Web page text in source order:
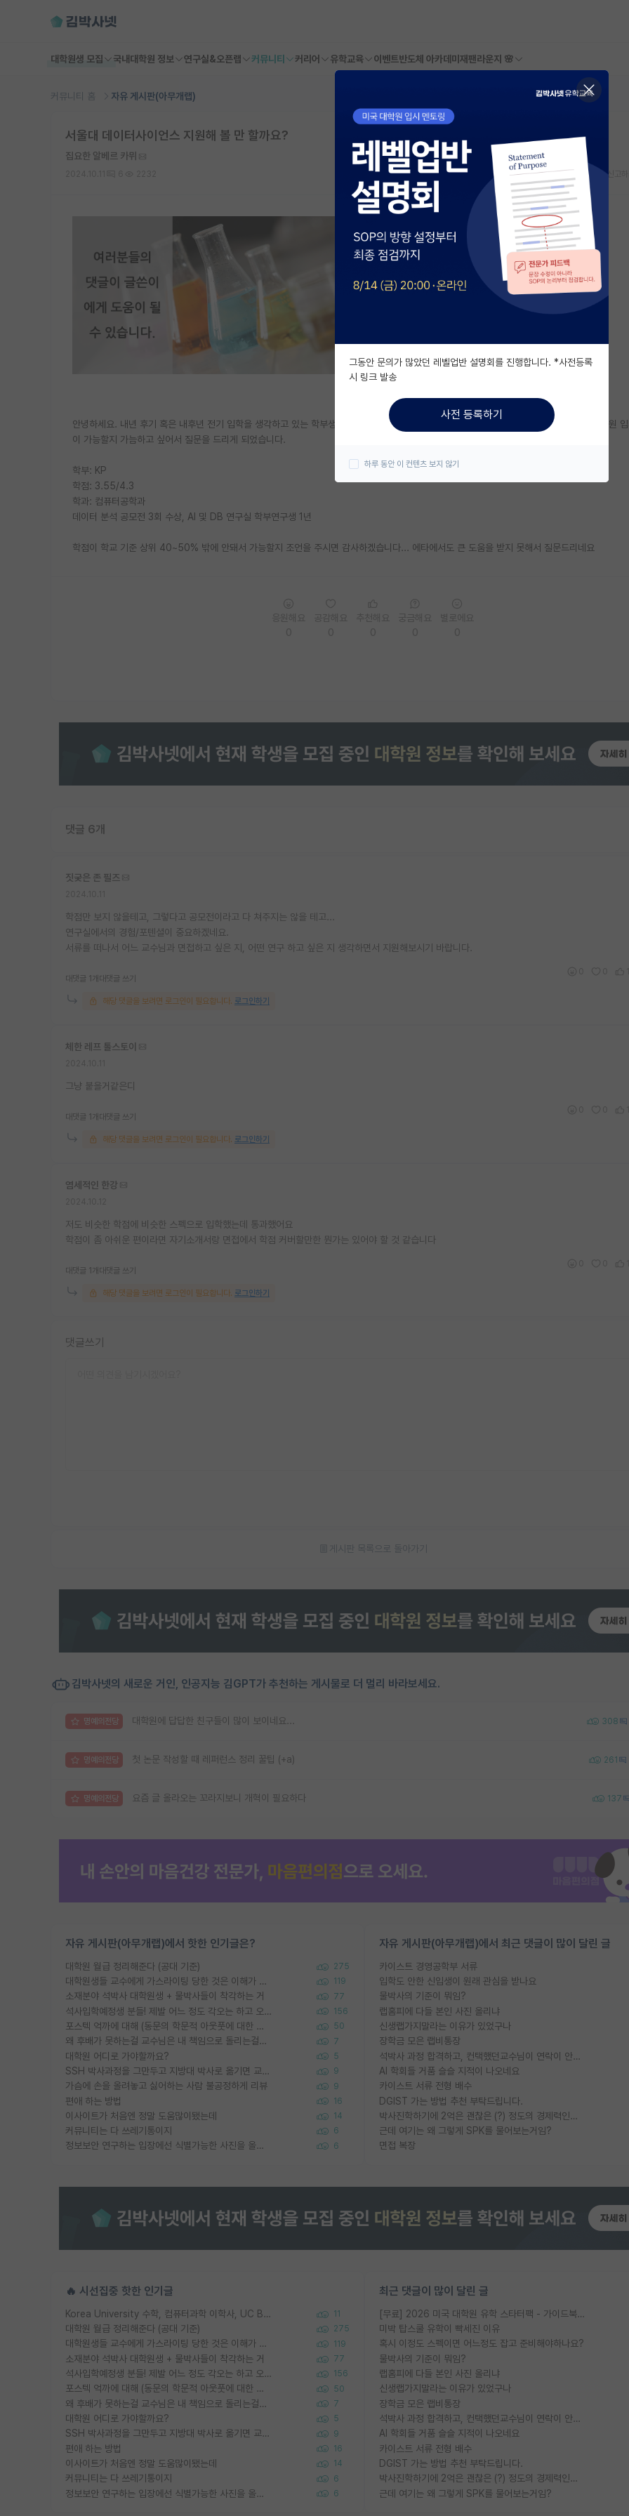
대학원생 모집 국내대학원 정보 연구실&오픈랩 커뮤니티 커리어 유학교육 이벤트반도체 아카데미 재팬라운지 🌸
커뮤니티 홈 자유 게시판(아무개랩)
서울대 데이터사이언스 지원해 볼 만 할까요?
집요한 알베르 카뮈
스크랩 신고하
안녕하세요. 내년 후기 혹은 내후년 전기 입학을 생각하고 있는 학부생입니다. 석박통합으로 지원할 생각이고, 현재 가지고 있는 스펙으로 대학원
이 가능할지 가늠하고 싶어서 질문을 드리게 되었습니다.
학부: KP
학점: 3.55/4.3
학과: 컴퓨터공학과
데이터 분석 공모전 3회 수상, AI 및 DB 연구실 학부연구생 1년
학점이 학교 기준 상위 40~50% 밖에 안돼서 가능할지 조언을 주시면 감사하겠습니다... 에타에서도 큰 도움을 받지 못해서 질문드리네요
댓글 6개
짓궂은 존 필즈
학점만 보지 않을테고, 그렇다고 공모전이라고 다 쳐주지는 않을 테고...
연구실에서의 경험/포텐셜이 중요하겠네요.
서류를 떠나서 어느 교수님과 면접하고 싶은 지, 어떤 연구 하고 싶은 지 생각하면서 지원해보시기 바랍니다.
대댓글 1개 대댓글 쓰기
해당 댓글을 보려면 로그인이 필요합니다. 로그인하기
체한 레프 톨스토이
그냥 붙을거같은디
대댓글 1개 대댓글 쓰기
해당 댓글을 보려면 로그인이 필요합니다. 로그인하기
염세적인 한강
저도 비슷한 학점에 비슷한 스펙으로 입학했는데 통과했어요
학점이 좀 아쉬운 편이라면 자기소개서랑 면접에서 학점 커버할만한 뭔가는 있어야 할 것 같습니다
대댓글 1개 대댓글 쓰기
해당 댓글을 보려면 로그인이 필요합니다. 로그인하기
댓글쓰기
게시판 목록으로 돌아가기
김박사넷의 새로운 거인, 인공지능 김GPT가 추천하는 게시물로 더 멀리 바라보세요.
명예의전당 대학원에 답답한 친구들이 많이 보이네요... 308
명예의전당 첫 논문 작성할 때 레퍼런스 정리 꿀팁 (+a) 261
명예의전당 요즘 글 올라오는 꼬라지보니 개혁이 필요하다 137
자유 게시판(아무개랩)에서 핫한 인기글은?
대학원 월급 정리해준다 (공대 기준) 275
대학원생들 교수에게 가스라이팅 당한 것은 이해가 갑니다. 안타깝네요. 119
소재분야 석박사 대학원생 + 물박사들이 착각하는 거 77
석사입학예정생 분들! 제발 어느 정도 각오는 하고 오세요. 156
포스텍 억까에 대해 (동문의 학문적 아웃풋에 대한 반박) 50
왜 후배가 못하는걸 교수님은 내 책임으로 돌리는걸까요? 7
대학원 어디로 가야할까요? 5
SSH 박사과정을 그만두고 지방대 박사로 옮기면 교수의 꿈은 끝일까요? 9
가슴에 손을 올려놓고 싫어하는 사람 불공정하게 리뷰 9
편애 하는 방법 16
이사이트가 처음엔 정말 도움많이됐는데 14
커뮤니티는 다 쓰레기통이지 6
정보보안 연구하는 입장에선 식별가능한 사진을 올리는건 비추이긴함 6
자유 게시판(아무개랩)에서 최근 댓글이 많이 달린 글
카이스트 경영공학부 서류
입학도 안한 신입생이 원래 관심을 받나요
물박사의 기준이 뭐임?
랩홈피에 다들 본인 사진 올리냐
신생랩가지말라는 이유가 있었구나
장학금 모은 랩비통장
석박사 과정 합격하고, 컨택했던교수님이 연락이 안됩니다...
AI 학회들 거품 슬슬 지적이 나오네요
카이스트 서류 전형 배수
DGIST 가는 방법 추천 부탁드립니다.
박사진학하기에 2억은 괜찮은 (?) 정도의 경제력인가요
근데 여기는 왜 그렇게 SPK를 물어보는거임?
면접 복장
🔥 시선집중 핫한 인기글
Korea University 수학, 컴퓨터과학 이학사, UC Berkeley 산업공학 대학원 공학박사가 되는 것은 쉽지 않겠죠? 11
대학원 월급 정리해준다 (공대 기준) 275
대학원생들 교수에게 가스라이팅 당한 것은 이해가 갑니다. 안타깝네요. 119
소재분야 석박사 대학원생 + 물박사들이 착각하는 거 77
석사입학예정생 분들! 제발 어느 정도 각오는 하고 오세요. 156
포스텍 억까에 대해 (동문의 학문적 아웃풋에 대한 반박) 50
왜 후배가 못하는걸 교수님은 내 책임으로 돌리는걸까요? 7
대학원 어디로 가야할까요? 5
SSH 박사과정을 그만두고 지방대 박사로 옮기면 교수의 꿈은 끝일까요? 9
편애 하는 방법 16
이사이트가 처음엔 정말 도움많이됐는데 14
커뮤니티는 다 쓰레기통이지 6
정보보안 연구하는 입장에선 식별가능한 사진을 올리는건 비추이긴함 6
최근 댓글이 많이 달린 글
[무료] 2026 미국 대학원 유학 스타터팩 - 가이드북 & 합격자 컨택메일 템플릿
미박 탑스쿨 유학이 빡세진 이유
혹시 이정도 스펙이면 어느정도 잡고 준비해야하나요?
물박사의 기준이 뭐임?
랩홈피에 다들 본인 사진 올리냐
신생랩가지말라는 이유가 있었구나
장학금 모은 랩비통장
석박사 과정 합격하고, 컨택했던교수님이 연락이 안됩니다...
AI 학회들 거품 슬슬 지적이 나오네요
카이스트 서류 전형 배수
DGIST 가는 방법 추천 부탁드립니다.
박사진학하기에 2억은 괜찮은 (?) 정도의 경제력인가요
근데 여기는 왜 그렇게 SPK를 물어보는거임?
그동안 문의가 많았던 레벨업반 설명회를 진행합니다. *사전등록
시 링크 발송
사전 등록하기
하루 동안 이 컨텐츠 보지 않기